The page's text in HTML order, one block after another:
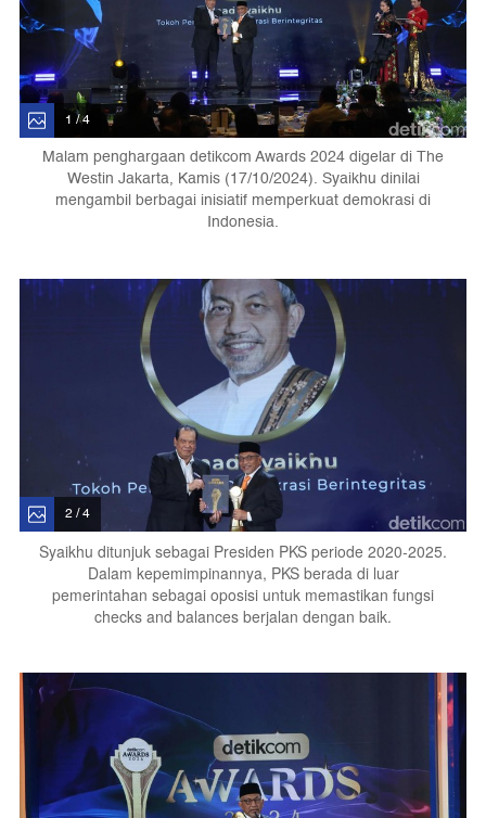
1 / 4
Malam penghargaan detikcom Awards 2024 digelar di The
Westin Jakarta, Kamis (17/10/2024). Syaikhu dinilai
mengambil berbagai inisiatif memperkuat demokrasi di
Indonesia.
2 / 4
Syaikhu ditunjuk sebagai Presiden PKS periode 2020-2025.
Dalam kepemimpinannya, PKS berada di luar
pemerintahan sebagai oposisi untuk memastikan fungsi
checks and balances berjalan dengan baik.